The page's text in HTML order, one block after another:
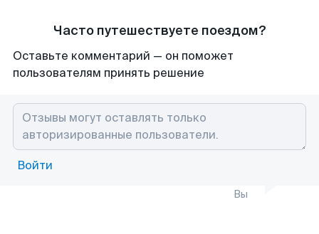
Часто путешествуете поездом?
Оставьте комментарий — он поможет
пользователям принять решение
Войти
Вы